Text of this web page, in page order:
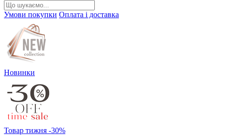
Умови покупки Оплата і доставка
Новинки
Товар тижня -30%